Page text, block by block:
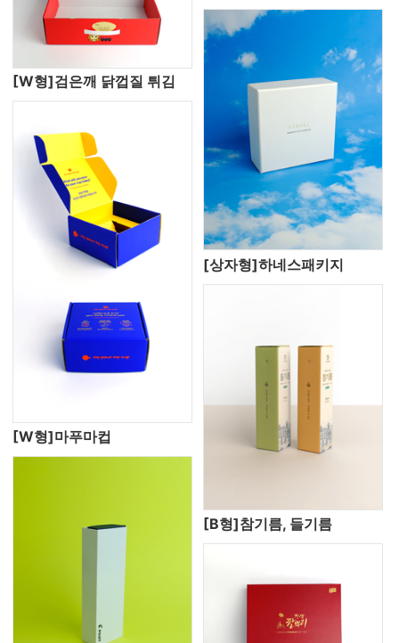
[W형]검은깨 닭껍질 튀김
[W형]마푸마컵
[상자형]하네스패키지
[B형]참기름, 들기름